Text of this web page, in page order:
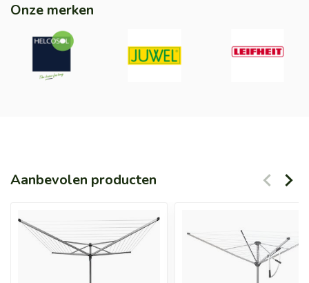
Onze merken
Aanbevolen producten